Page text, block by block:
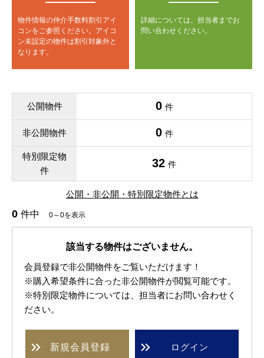
物件情報の仲介手数料割引アイ
コンをご参照ください。 アイコ
ン未設定の物件は割引対象外と
なります。
詳細については、担当者までお
問い合わせください。
公開物件 0 件
非公開物件 0 件
特別限定物
件
32 件
公開・非公開・特別限定物件とは
0 件中 0～0を表示
該当する物件はございません。
会員登録で非公開物件をご覧いただけます！
※購入希望条件に合った非公開物件が閲覧可能です。
※特別限定物件については、担当者にお問い合わせく
ださい。
新規会員登録 ログイン